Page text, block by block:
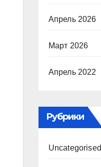
Апрель 2026
Март 2026
Апрель 2022
Рубрики
Uncategorised